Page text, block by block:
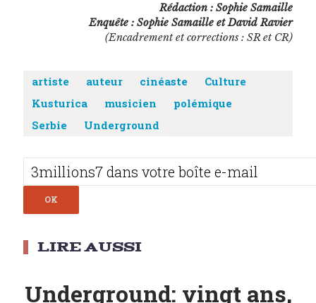
Rédac­tion : Sophie Samaille
Enquête : Sophie Samaille et David Ravier
(Encadrement et cor­rec­tions : SR et CR)
artiste auteur cinéaste
Culture
Kusturica
musicien
polémique
Serbie
Underground
Post
Underground: vingt ans,